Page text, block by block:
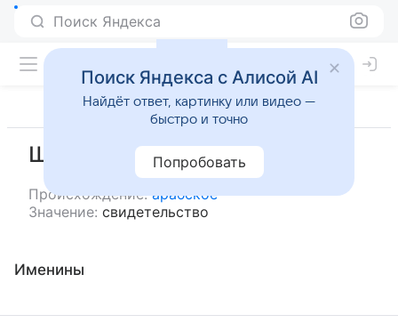
Поиск Яндекса
Шахада
Происхождение: арабское
Значение: свидетельство
Именины
Поиск Яндекса с Алисой AI
Найдёт ответ, картинку или видео —
быстро и точно
Попробовать